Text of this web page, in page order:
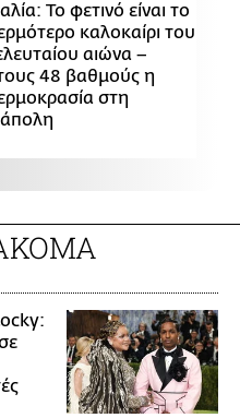
Το φετινό είναι το
καλοκαίρι του
αιώνα –
48 βαθμούς η
στη